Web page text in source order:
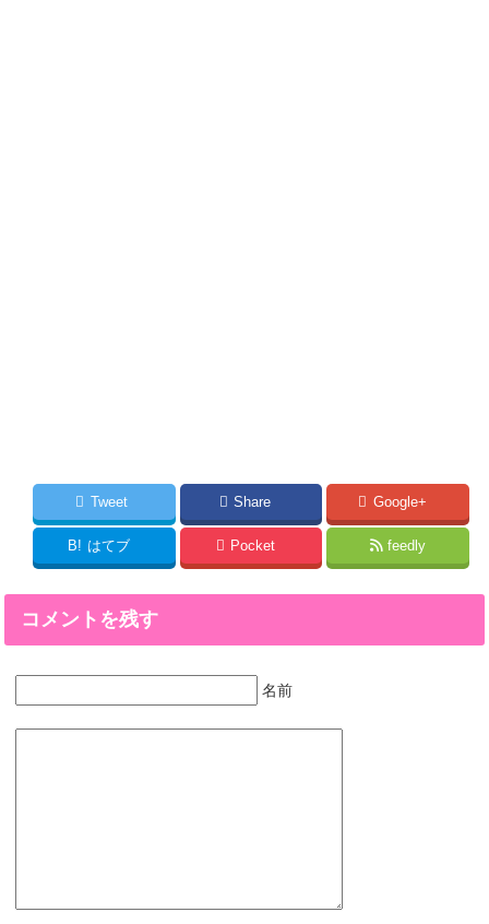
Tweet Share Google+
B! はてブ Pocket feedly
コメントを残す
名前